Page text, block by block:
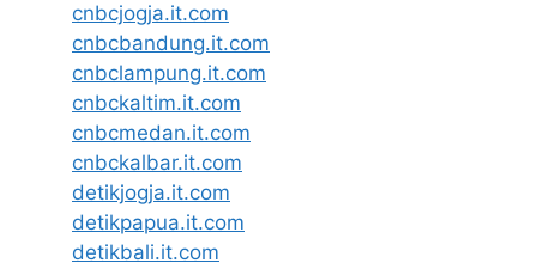
cnbcjogja.it.com
cnbcbandung.it.com
cnbclampung.it.com
cnbckaltim.it.com
cnbcmedan.it.com
cnbckalbar.it.com
detikjogja.it.com
detikpapua.it.com
detikbali.it.com